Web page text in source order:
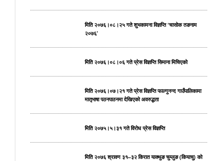
मिति २०७६।०८।२५ गते शुभकामना विज्ञप्ति ‘चासोक तङनाम
२०७६’
मिति २०७६।०८।०६ गते प्रेस विज्ञप्ति सिमाना मिचिएको
मिति २०७६।०७।२१ गते प्रेस विज्ञप्ति फाल्गुनन्द गाउँपालिकामा
मातृभाषा पठनपाठनमा देखिएको अवरुद्धता
मिति २०७५।५।३१ गते विरोध प्रेस विज्ञप्ति
मिति २०७६ श्रावण ३१–३२ किरात याक्थुङ चुम्लुङ (कियाचु) को